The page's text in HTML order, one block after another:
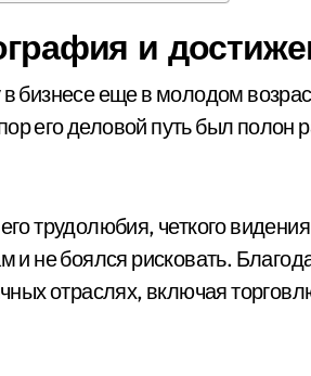
и
бизнесе еще в молодом
его деловой путь был полон
трудолюбия, четкого
не боялся рисковать.
отраслях, включая